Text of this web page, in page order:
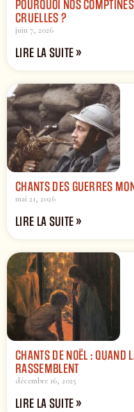
POURQUOI NOS
CRUELLES ?
juin 7, 2026
LIRE LA SUITE »
CHANTS DES GUERRES
mai 21, 2026
LIRE LA SUITE »
CHANTS DE NOËL : QUAND
RASSEMBLENT
décembre 16, 2025
LIRE LA SUITE »